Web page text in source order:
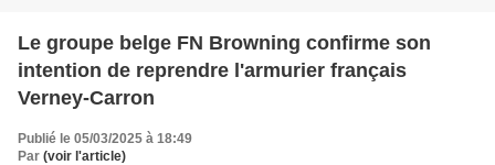
Le groupe belge FN Browning confirme son
intention de reprendre l'armurier français
Verney-Carron
Publié le 05/03/2025 à 18:49
Par (voir l'article)